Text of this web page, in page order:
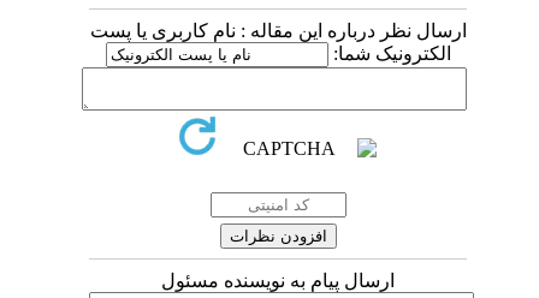
ارسال نظر درباره این مقاله : نام کاربری یا پست
الکترونیک شما:
ارسال پیام به نویسنده مسئول